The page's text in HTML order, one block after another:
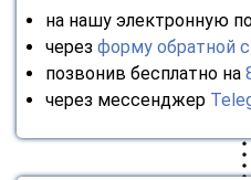
на нашу электронную
через форму обратной
позвонив бесплатно на
через мессенджер
Мессенджеры
Свяжитесь с нами через
Telegram